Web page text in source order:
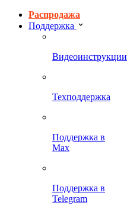
Распродажа
Поддержка
Видеоинструкции
Техподдержка
Поддержка в
Max
Поддержка в
Telegram